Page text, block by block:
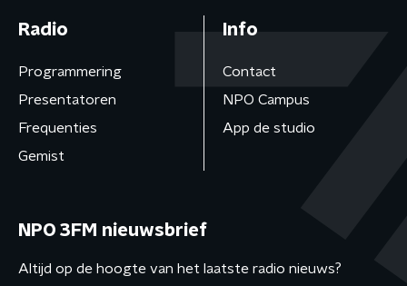
Radio
Programmering
Presentatoren
Frequenties
Gemist
Info
Contact
NPO Campus
App de studio
NPO 3FM nieuwsbrief
Altijd op de hoogte van het laatste radio nieuws?